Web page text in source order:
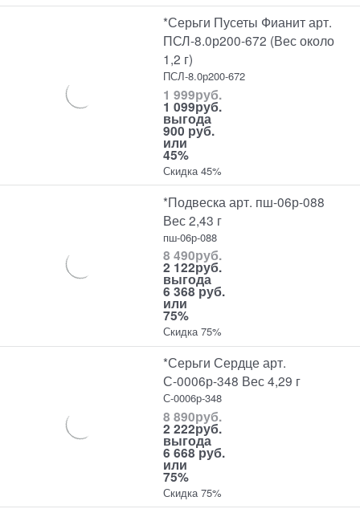
*Серьги Пусеты Фианит арт.
ПСЛ-8.0р200-672 (Вес около
1,2 г)
ПСЛ-8.0р200-672
1 999руб.
1 099руб.
выгода
900 руб.
или
45%
Скидка 45%
*Подвеска арт. пш-06р-088
Вес 2,43 г
пш-06р-088
8 490руб.
2 122руб.
выгода
6 368 руб.
или
75%
Скидка 75%
*Серьги Сердце арт.
С-0006р-348 Вес 4,29 г
С-0006р-348
8 890руб.
2 222руб.
выгода
6 668 руб.
или
75%
Скидка 75%